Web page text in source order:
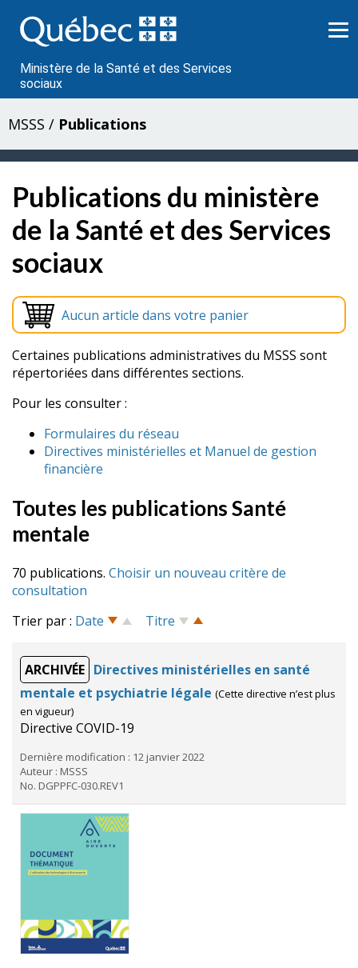
au
contenu
Ministère de la Santé et des Services
sociaux
MSSS / Publications
Publications du ministère
de la Santé et des Services
sociaux
Aucun article dans votre panier
Certaines publications administratives du MSSS sont
répertoriées dans différentes sections.
Pour les consulter :
Formulaires du réseau
Directives ministérielles et Manuel de gestion
financière
Toutes les publications Santé
mentale
70 publications. Choisir un nouveau critère de
consultation
Trier par : Date Titre
ARCHIVÉE Directives ministérielles en santé
mentale et psychiatrie légale (Cette directive n’est plus
en vigueur)
Directive COVID-19
Dernière modification : 12 janvier 2022
Auteur : MSSS
No. DGPPFC-030.REV1